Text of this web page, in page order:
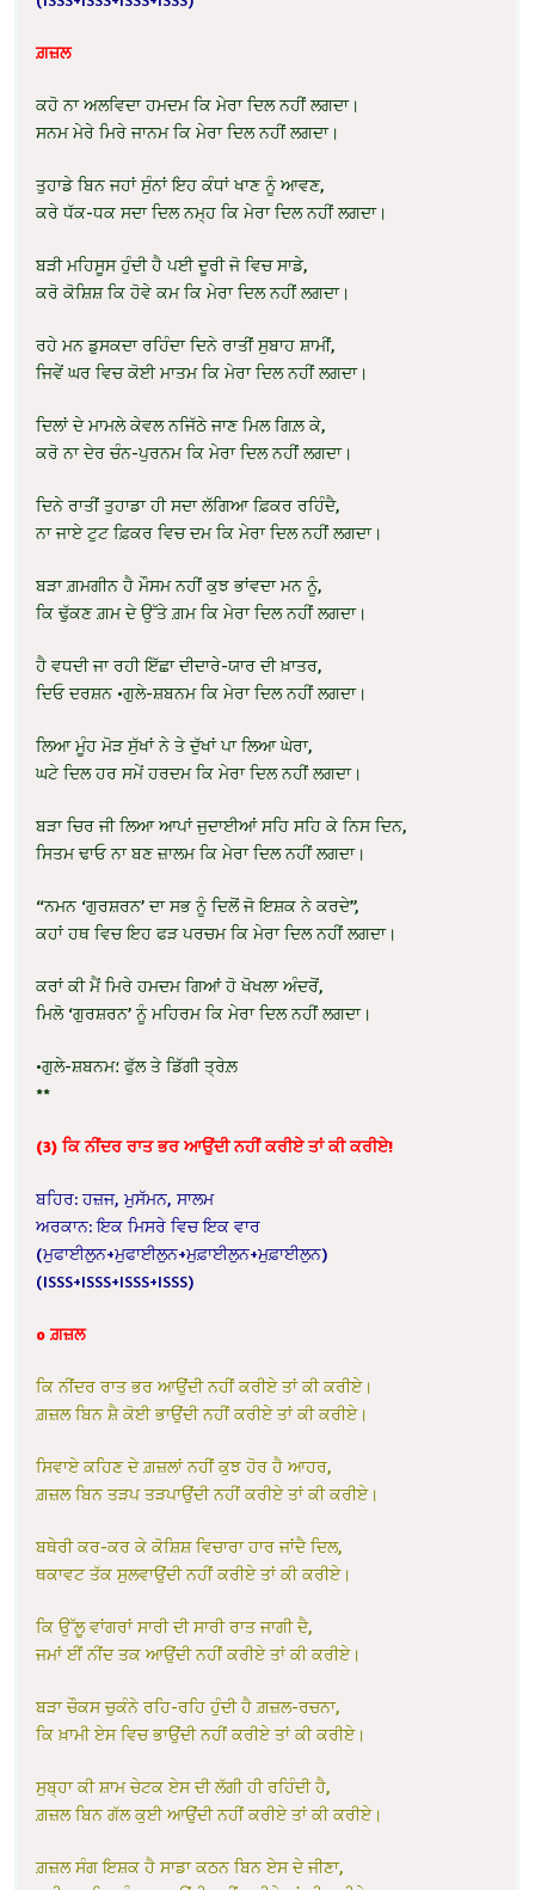
ਗ਼ਜ਼ਲ
ਕਹੋ ਨਾ ਅਲਵਿਦਾ ਹਮਦਮ ਕਿ ਮੇਰਾ ਦਿਲ ਨਹੀਂ ਲਗਦਾ।
ਸਨਮ ਮੇਰੇ ਮਿਰੇ ਜਾਨਮ ਕਿ ਮੇਰਾ ਦਿਲ ਨਹੀਂ ਲਗਦਾ।
ਤੁਹਾਡੇ ਬਿਨ ਜਹਾਂ ਸੁੰਨਾਂ ਇਹ ਕੰਧਾਂ ਖਾਣ ਨੂੰ ਆਵਣ,
ਕਰੇ ਧੱਕ-ਧਕ ਸਦਾ ਦਿਲ ਨਮ੍ਹ ਕਿ ਮੇਰਾ ਦਿਲ ਨਹੀਂ ਲਗਦਾ।
ਬੜੀ ਮਹਿਸੂਸ ਹੁੰਦੀ ਹੈ ਪਈ ਦੂਰੀ ਜੋ ਵਿਚ ਸਾਡੇ,
ਕਰੋ ਕੋਸ਼ਿਸ਼ ਕਿ ਹੋਵੇ ਕਮ ਕਿ ਮੇਰਾ ਦਿਲ ਨਹੀਂ ਲਗਦਾ।
ਰਹੇ ਮਨ ਡੁਸਕਦਾ ਰਹਿੰਦਾ ਦਿਨੇ ਰਾਤੀਂ ਸੁਬਾਹ ਸ਼ਾਮੀਂ,
ਜਿਵੇਂ ਘਰ ਵਿਚ ਕੋਈ ਮਾਤਮ ਕਿ ਮੇਰਾ ਦਿਲ ਨਹੀਂ ਲਗਦਾ।
ਦਿਲਾਂ ਦੇ ਮਾਮਲੇ ਕੇਵਲ ਨਜਿੱਠੇ ਜਾਣ ਮਿਲ ਗਿਲ਼ ਕੇ,
ਕਰੋ ਨਾ ਦੇਰ ਚੰਨ-ਪੁਰਨਮ ਕਿ ਮੇਰਾ ਦਿਲ ਨਹੀਂ ਲਗਦਾ।
ਦਿਨੇ ਰਾਤੀਂ ਤੁਹਾਡਾ ਹੀ ਸਦਾ ਲੱਗਿਆ ਫ਼ਿਕਰ ਰਹਿੰਦੈ,
ਨਾ ਜਾਏ ਟੁਟ ਫ਼ਿਕਰ ਵਿਚ ਦਮ ਕਿ ਮੇਰਾ ਦਿਲ ਨਹੀਂ ਲਗਦਾ।
ਬੜਾ ਗ਼ਮਗੀਨ ਹੈ ਮੌਸਮ ਨਹੀਂ ਕੁਝ ਭਾਂਵਦਾ ਮਨ ਨੂੰ,
ਕਿ ਢੁੱਕਣ ਗ਼ਮ ਦੇ ਉੱਤੇ ਗ਼ਮ ਕਿ ਮੇਰਾ ਦਿਲ ਨਹੀਂ ਲਗਦਾ।
ਹੈ ਵਧਦੀ ਜਾ ਰਹੀ ਇੱਛਾ ਦੀਦਾਰੇ-ਯਾਰ ਦੀ ਖ਼ਾਤਰ,
ਦਿਓ ਦਰਸ਼ਨ •ਗੁਲੇ-ਸ਼ਬਨਮ ਕਿ ਮੇਰਾ ਦਿਲ ਨਹੀਂ ਲਗਦਾ।
ਲਿਆ ਮੂੰਹ ਮੋੜ ਸੁੱਖਾਂ ਨੇ ਤੇ ਦੁੱਖਾਂ ਪਾ ਲਿਆ ਘੇਰਾ,
ਘਟੇ ਦਿਲ ਹਰ ਸਮੇਂ ਹਰਦਮ ਕਿ ਮੇਰਾ ਦਿਲ ਨਹੀਂ ਲਗਦਾ।
ਬੜਾ ਚਿਰ ਜੀ ਲਿਆ ਆਪਾਂ ਜੁਦਾਈਆਂ ਸਹਿ ਸਹਿ ਕੇ ਨਿਸ ਦਿਨ,
ਸਿਤਮ ਢਾਓ ਨਾ ਬਣ ਜ਼ਾਲਮ ਕਿ ਮੇਰਾ ਦਿਲ ਨਹੀਂ ਲਗਦਾ।
“ਨਮਨ ‘ਗੁਰਸ਼ਰਨ’ ਦਾ ਸਭ ਨੂੰ ਦਿਲੋਂ ਜੋ ਇਸ਼ਕ ਨੇ ਕਰਦੇ”,
ਕਹਾਂ ਹਥ ਵਿਚ ਇਹ ਫੜ ਪਰਚਮ ਕਿ ਮੇਰਾ ਦਿਲ ਨਹੀਂ ਲਗਦਾ।
ਕਰਾਂ ਕੀ ਮੈਂ ਮਿਰੇ ਹਮਦਮ ਗਿਆਂ ਹੋ ਖੋਖਲਾ ਅੰਦਰੋਂ,
ਮਿਲੋ ‘ਗੁਰਸ਼ਰਨ’ ਨੂੰ ਮਹਿਰਮ ਕਿ ਮੇਰਾ ਦਿਲ ਨਹੀਂ ਲਗਦਾ।
•ਗੁਲੇ-ਸ਼ਬਨਮ؛ ਫੁੱਲ ਤੇ ਡਿੱਗੀ ਤ੍ਰੇਲ਼
**
(3) ਕਿ ਨੀਂਦਰ ਰਾਤ ਭਰ ਆਉਂਦੀ ਨਹੀਂ ਕਰੀਏ ਤਾਂ ਕੀ ਕਰੀਏ!
ਬਹਿਰ: ਹਜ਼ਜ, ਮੁਸੱਮਨ, ਸਾਲਮ
ਅਰਕਾਨ: ਇਕ ਮਿਸਰੇ ਵਿਚ ਇਕ ਵਾਰ
(ਮੁਫਾਈਲੁਨ+ਮੁਫਾਈਲੁਨ+ਮੁਫ਼ਾਈਲੁਨ+ਮੁਫ਼ਾਈਲੁਨ)
(ISSS+ISSS+ISSS+ISSS)
o ਗ਼ਜ਼ਲ
ਕਿ ਨੀਂਦਰ ਰਾਤ ਭਰ ਆਉਂਦੀ ਨਹੀਂ ਕਰੀਏ ਤਾਂ ਕੀ ਕਰੀਏ।
ਗ਼ਜ਼ਲ ਬਿਨ ਸ਼ੈ ਕੋਈ ਭਾਉਂਦੀ ਨਹੀਂ ਕਰੀਏ ਤਾਂ ਕੀ ਕਰੀਏ।
ਸਿਵਾਏ ਕਹਿਣ ਦੇ ਗ਼ਜ਼ਲਾਂ ਨਹੀਂ ਕੁਝ ਹੋਰ ਹੈ ਆਹਰ,
ਗ਼ਜ਼ਲ ਬਿਨ ਤੜਪ ਤੜਪਾਉਂਦੀ ਨਹੀਂ ਕਰੀਏ ਤਾਂ ਕੀ ਕਰੀਏ।
ਬਥੇਰੀ ਕਰ-ਕਰ ਕੇ ਕੋਸ਼ਿਸ਼ ਵਿਚਾਰਾ ਹਾਰ ਜਾਂਦੈ ਦਿਲ,
ਥਕਾਵਟ ਤੱਕ ਸੁਲਵਾਉਂਦੀ ਨਹੀਂ ਕਰੀਏ ਤਾਂ ਕੀ ਕਰੀਏ।
ਕਿ ਉੱਲੂ ਵਾਂਗਰਾਂ ਸਾਰੀ ਦੀ ਸਾਰੀ ਰਾਤ ਜਾਗੀ ਦੈ,
ਜਮਾਂ ਈਂ ਨੀਂਦ ਤਕ ਆਉਂਦੀ ਨਹੀਂ ਕਰੀਏ ਤਾਂ ਕੀ ਕਰੀਏ।
ਬੜਾ ਚੌਕਸ ਚੁਕੰਨੇ ਰਹਿ-ਰਹਿ ਹੁੰਦੀ ਹੈ ਗ਼ਜ਼ਲ-ਰਚਨਾ,
ਕਿ ਖ਼ਾਮੀ ਏਸ ਵਿਚ ਭਾਉਂਦੀ ਨਹੀਂ ਕਰੀਏ ਤਾਂ ਕੀ ਕਰੀਏ।
ਸੁਬ੍ਹਾ ਕੀ ਸ਼ਾਮ ਚੇਟਕ ਏਸ ਦੀ ਲੱਗੀ ਹੀ ਰਹਿੰਦੀ ਹੈ,
ਗ਼ਜ਼ਲ ਬਿਨ ਗੱਲ ਕੁਈ ਆਉਂਦੀ ਨਹੀਂ ਕਰੀਏ ਤਾਂ ਕੀ ਕਰੀਏ।
ਗ਼ਜ਼ਲ ਸੰਗ ਇਸ਼ਕ ਹੈ ਸਾਡਾ ਕਠਨ ਬਿਨ ਏਸ ਦੇ ਜੀਣਾ,